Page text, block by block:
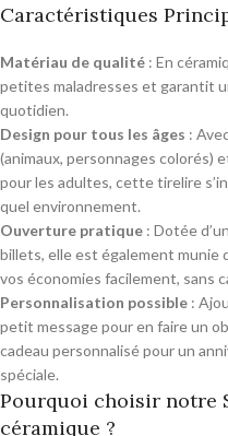
Caractéristiques
Matériau de qualité : En
petites maladresses et garantit
quotidien.
Design pour tous les âges :
(animaux, personnages colorés)
pour les adultes, cette tirelire
quel environnement.
Ouverture pratique : Dotée
billets, elle est également munie
vos économies facilement, sans
Personnalisation possible :
petit message pour en faire un
cadeau personnalisé pour un
spéciale.
Pourquoi choisir notre
céramique ?